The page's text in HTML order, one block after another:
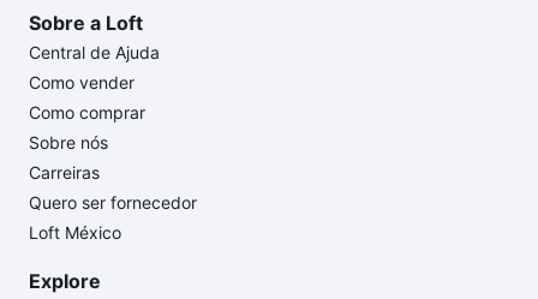
Sobre a Loft
Central de Ajuda
Como vender
Como comprar
Sobre nós
Carreiras
Quero ser fornecedor
Loft México
Explore